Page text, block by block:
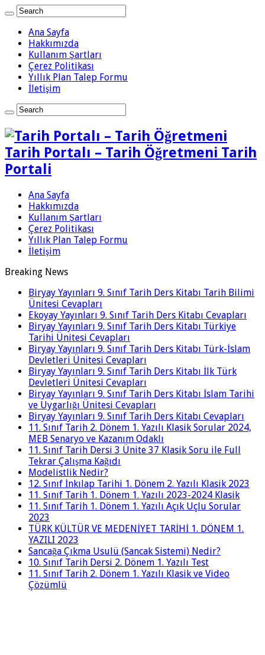
Ana Sayfa
Hakkımızda
Kullanım Şartları
Çerez Politikası
Yıllık Plan Talep Formu
İletişim
Tarih Portalı – Tarih Öğretmeni Tarih
Portali
Ana Sayfa
Hakkımızda
Kullanım Şartları
Çerez Politikası
Yıllık Plan Talep Formu
İletişim
Breaking News
Biryay Yayınları 9. Sınıf Tarih Ders Kitabı Tarih Bilimi
Ünitesi Cevapları
Ekoyay Yayınları 9. Sınıf Tarih Ders Kitabı Cevapları
Biryay Yayınları 9. Sınıf Tarih Ders Kitabı Türkiye
Tarihi Ünitesi Cevapları
Biryay Yayınları 9. Sınıf Tarih Ders Kitabı Türk-İslam
Devletleri Ünitesi Cevapları
Biryay Yayınları 9. Sınıf Tarih Ders Kitabı İlk Türk
Devletleri Ünitesi Cevapları
Biryay Yayınları 9. Sınıf Tarih Ders Kitabı İslam Tarihi
ve Uygarlığı Ünitesi Cevapları
Biryay Yayınları 9. Sınıf Tarih Ders Kitabı Cevapları
11. Sınıf Tarih 2. Dönem 1. Yazılı Klasik Sorular 2024,
MEB Senaryo ve Kazanım Odaklı
11. Sınıf Tarih Dersi 3 Ünite 37 Klasik Soru ile Full
Tekrar Çalışma Kağıdı
Modelistlik Nedir?
12. Sınıf İnkılap Tarihi 1. Dönem 2. Yazılı Klasik 2023
11. Sınıf Tarih 1. Dönem 1. Yazılı 2023-2024 Klasik
11. Sınıf Tarih 1. Dönem 1. Yazılı Açık Uçlu Sorular
2023
TÜRK KÜLTÜR VE MEDENİYET TARİHİ 1. DÖNEM 1.
YAZILI 2023
Sancağa Çıkma Usulü (Sancak Sistemi) Nedir?
10. Sınıf Tarih Dersi 2. Dönem 1. Yazılı Test
11. Sınıf Tarih 2. Dönem 1. Yazılı Klasik ve Video
Çözümlü